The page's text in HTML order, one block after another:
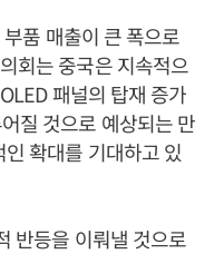
품 매출이 큰 폭으로
회는 중국은 지속적으
패널의 탑재 증가
질 것으로 예상되는 만
확대를 기대하고 있
반등을 이뤄낼 것으로